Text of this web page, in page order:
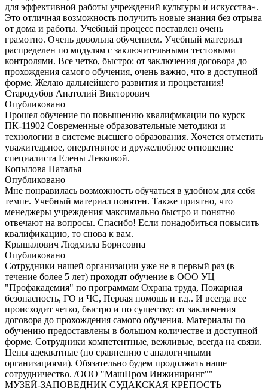
для эффективной работы учреждений культуры и искусства».
Это отличная возможность получить новые знания без отрыва
от дома и работы. Учебный процесс поставлен очень
грамотно. Очень довольна обучением. Учебный материал
распределен по модулям с заключительными тестовыми
контролями. Все четко, быстро: от заключения договора до
прохождения самого обучения, очень важно, что в доступной
форме. Желаю дальнейшего развития и процветания!
Стародубов Анатолий Викторович
Опубликовано
Прошел обучение по повышению квалифмкации по курск
ПК-11902 Современные образовательные методики и
технологии в системе высшего образования. Хочется отметить
уважитедьное, оперативное и дружелюбное отношение
специалиста Елены Левковой.
Копылова Наталья
Опубликовано
Мне понравилась возможность обучаться в удобном для себя
темпе. Учебный материал понятен. Также приятно, что
менеджеры учреждения максимально быстро и понятно
отвечают на вопросы. Спасибо! Если понадобиться повысить
квалификацию, то снова к вам.
Крышалович Людмила Борисовна
Опубликовано
Сотрудники нашей организации уже не в первый раз (в
течение более 5 лет) проходят обучение в ООО УЦ
"Профакадемия" по программам Охрана труда, Пожарная
безопасность, ГО и ЧС, Первая помощь и т.д.. И всегда все
происходит четко, быстро и по существу: от заключения
договора до прохождения самого обучения. Материалы по
обучению предоставлены в большом количестве и доступной
форме. Сотрудники компетентные, вежливые, всегда на связи.
Цены адекватные (по сравнению с аналогичными
организациями). Обязательно будем продолжать наше
сотрудничество. /ООО "МашПром Инжиниринг""
МУЗЕЙ-ЗАПОВЕДНИК СУДАКСКАЯ КРЕПОСТЬ